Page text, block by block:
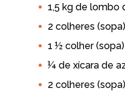
1,5 kg de lombo
2 colheres
1 ½ colher
¼ de xícara de
2 colheres